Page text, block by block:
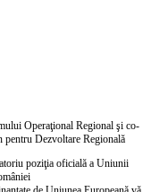
Operaţional Regional şi co-
pentru Dezvoltare Regională
poziţia oficială a Uniunii